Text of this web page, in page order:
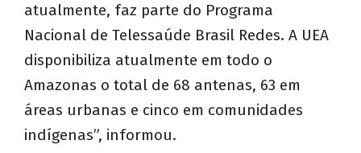
atualmente, faz parte do Programa
Nacional de Telessaúde Brasil Redes. A UEA
disponibiliza atualmente em todo o
Amazonas o total de 68 antenas, 63 em
áreas urbanas e cinco em comunidades
indígenas”, informou.